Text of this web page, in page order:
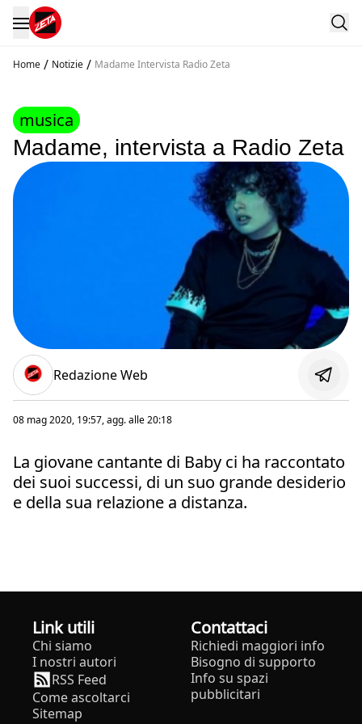
Home / Notizie / Madame Intervista Radio Zeta
musica
Madame, intervista a Radio Zeta
Redazione Web
08 mag 2020, 19:57, agg. alle20:18
La giovane cantante di Baby ci ha raccontato
dei suoi successi, di un suo grande desiderio
e della sua relazione a distanza.
Link utili
Chi siamo
I nostri autori
RSS Feed
Come ascoltarci
Sitemap
Contattaci
Richiedi maggiori info
Bisogno di supporto
Info su spazi
pubblicitari